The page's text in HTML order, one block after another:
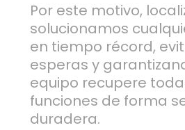
Por este motivo,
solucionamos
en tiempo récord,
esperas y
equipo recupere
funciones de forma
duradera.